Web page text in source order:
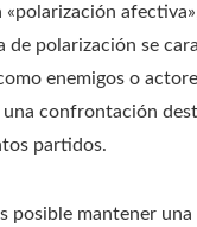
de polarización se
enemigos o
confrontación
partidos.
posible mantener